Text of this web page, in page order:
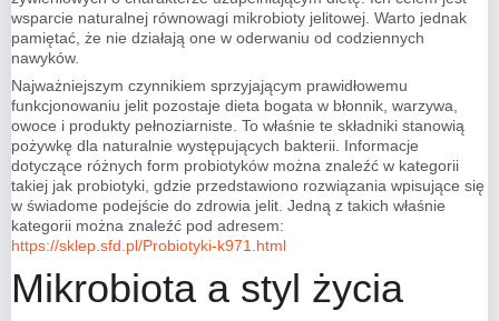
wsparcie naturalnej równowagi mikrobioty jelitowej. Warto jednak
pamiętać, że nie działają one w oderwaniu od codziennych
nawyków.
Najważniejszym czynnikiem sprzyjającym prawidłowemu
funkcjonowaniu jelit pozostaje dieta bogata w błonnik, warzywa,
owoce i produkty pełnoziarniste. To właśnie te składniki stanowią
pożywkę dla naturalnie występujących bakterii. Informacje
dotyczące różnych form probiotyków można znaleźć w kategorii
takiej jak probiotyki, gdzie przedstawiono rozwiązania wpisujące się
w świadome podejście do zdrowia jelit. Jedną z takich właśnie
kategorii można znaleźć pod adresem:
https://sklep.sfd.pl/Probiotyki-k971.html
Mikrobiota a styl życia